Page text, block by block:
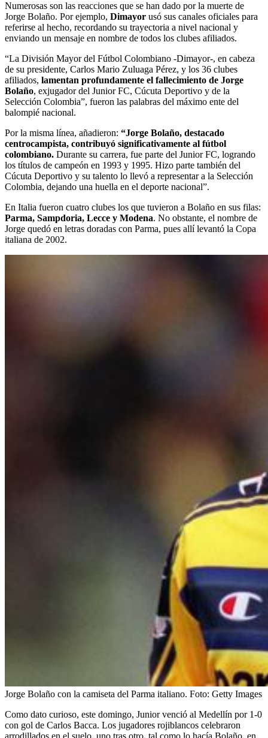
Numerosas son las reacciones que se han dado por la muerte de
Jorge Bolaño. Por ejemplo, Dimayor usó sus canales oficiales para
referirse al hecho, recordando su trayectoria a nivel nacional y
enviando un mensaje en nombre de todos los clubes afiliados.
“La División Mayor del Fútbol Colombiano -Dimayor-, en cabeza
de su presidente, Carlos Mario Zuluaga Pérez, y los 36 clubes
afiliados, lamentan profundamente el fallecimiento de Jorge
Bolaño, exjugador del Junior FC, Cúcuta Deportivo y de la
Selección Colombia”, fueron las palabras del máximo ente del
balompié nacional.
Por la misma línea, añadieron: “Jorge Bolaño, destacado
centrocampista, contribuyó significativamente al fútbol
colombiano. Durante su carrera, fue parte del Junior FC, logrando
los títulos de campeón en 1993 y 1995. Hizo parte también del
Cúcuta Deportivo y su talento lo llevó a representar a la Selección
Colombia, dejando una huella en el deporte nacional”.
En Italia fueron cuatro clubes los que tuvieron a Bolaño en sus filas:
Parma, Sampdoria, Lecce y Modena. No obstante, el nombre de
Jorge quedó en letras doradas con Parma, pues allí levantó la Copa
italiana de 2002.
Jorge Bolaño con la camiseta del Parma italiano. Foto: Getty Images
Como dato curioso, este domingo, Junior venció al Medellín por 1-0
con gol de Carlos Bacca. Los jugadores rojiblancos celebraron